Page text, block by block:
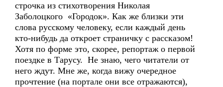
строчка из стихотворения Николая
Заболоцкого «Городок». Как же близки эти
слова русскому человеку, если каждый день
кто-нибудь да откроет страничку с рассказом!
Хотя по форме это, скорее, репортаж о первой
поездке в Тарусу. Не знаю, чего читатели от
него ждут. Мне же, когда вижу очередное
прочтение (на портале они все отражаются),